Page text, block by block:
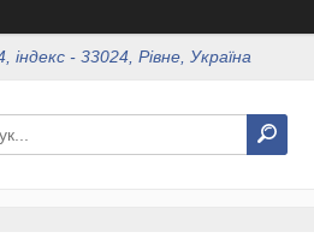
індекс - 33024, Рівне, Україна